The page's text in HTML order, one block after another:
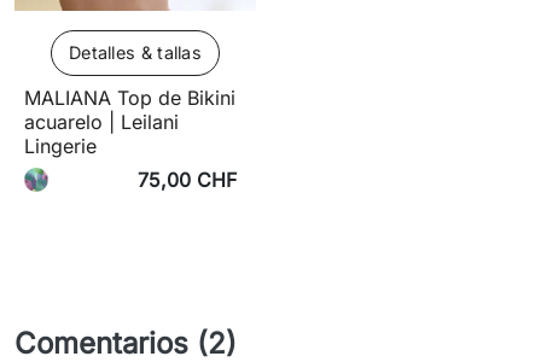
Detalles & tallas
MALIANA Top de Bikini
acuarelo | Leilani
Lingerie
75,00 CHF
Comentarios (2)